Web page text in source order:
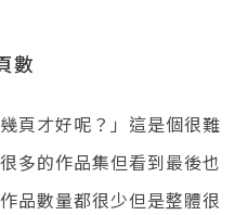
數
頁才好呢？」這是個很難
多的作品集但看到最後也
品數量都很少但是整體很